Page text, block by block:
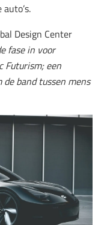
Design Center
fase in voor
Futurism; een
band tussen mens